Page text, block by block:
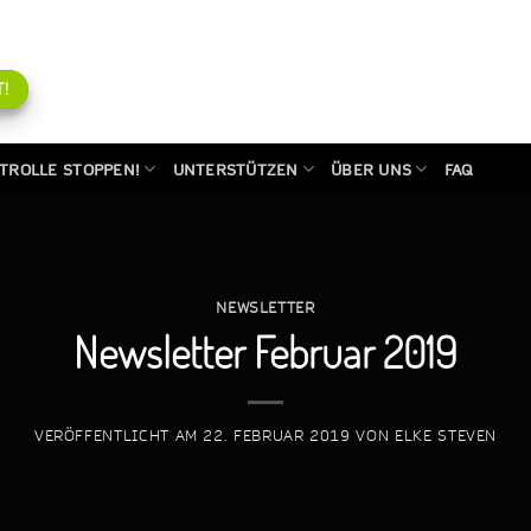
STOPPEN! UNTERSTÜTZEN ÜBER UNS FAQ
NEWSLETTER
Newsletter Februar 2019
VERÖFFENTLICHT AM 22. FEBRUAR 2019 VON ELKE STEVEN